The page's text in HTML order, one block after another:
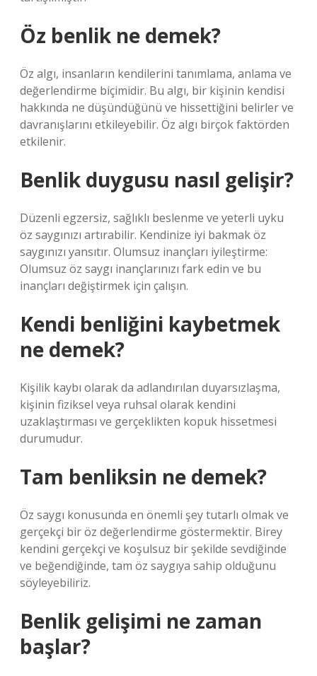
Öz benlik ne demek?
Öz algı, insanların kendilerini tanımlama, anlama ve
değerlendirme biçimidir. Bu algı, bir kişinin kendisi
hakkında ne düşündüğünü ve hissettiğini belirler ve
davranışlarını etkileyebilir. Öz algı birçok faktörden
etkilenir.
Benlik duygusu nasıl gelişir?
Düzenli egzersiz, sağlıklı beslenme ve yeterli uyku
öz saygınızı artırabilir. Kendinize iyi bakmak öz
saygınızı yansıtır. Olumsuz inançları iyileştirme:
Olumsuz öz saygı inançlarınızı fark edin ve bu
inançları değiştirmek için çalışın.
Kendi benliğini kaybetmek
ne demek?
Kişilik kaybı olarak da adlandırılan duyarsızlaşma,
kişinin fiziksel veya ruhsal olarak kendini
uzaklaştırması ve gerçeklikten kopuk hissetmesi
durumudur.
Tam benliksin ne demek?
Öz saygı konusunda en önemli şey tutarlı olmak ve
gerçekçi bir öz değerlendirme göstermektir. Birey
kendini gerçekçi ve koşulsuz bir şekilde sevdiğinde
ve beğendiğinde, tam öz saygıya sahip olduğunu
söyleyebiliriz.
Benlik gelişimi ne zaman
başlar?